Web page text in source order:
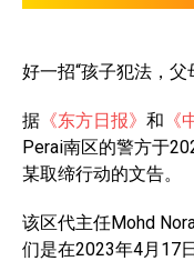
好一招“孩子犯法，父
据 《东方日报》 和 《
Perai南区的警方于
某取缔行动的文告。
该区代主任Mohd
们是在2023年4月17